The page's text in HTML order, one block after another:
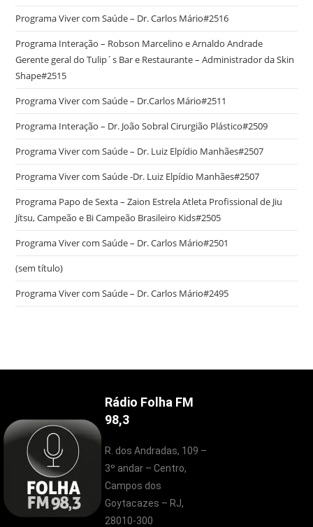
Programa Viver com Saúde – Dr. Carlos Mário#2516
Programa Interação – Robson Marcelino e Arnaldo Andrade
Gerente geral do Tulip´s Bar e Restaurante – Administrador da Skin
Shape#2515
Programa Viver com Saúde – Dr.Carlos Mário#2511
Programa Interação – Dr. João Sobral Cirurgião Plástico#2509
Programa Viver com Saúde – Dr. Luiz Elpídio Manhães#2507
Programa Viver com Saúde -Dr. Luiz Elpídio Manhães#2507
Programa Papo de Sexta – Zaion Estrela Atleta Profissional de Jiu
Jítsu, Campeão e Bi Campeão Brasileiro Kids#2505
Programa Viver com Saúde – Dr. Carlos Mário#2501
(sem título)
Programa Viver com Saúde – Dr. Carlos Mário#2495
Rádio Folha FM
98,3
R. dos Andradas, 109 –
3º andar – Centro,
Campos dos
Goytacazes – RJ,
28010-300